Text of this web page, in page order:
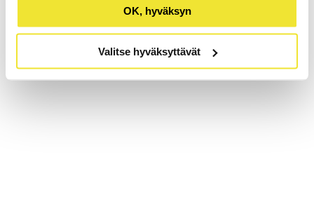
OK, hyväksyn
Valitse hyväksyttävät